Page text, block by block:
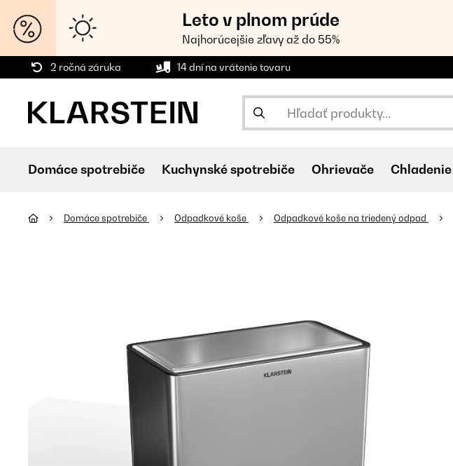
Leto v plnom prúde
Najhorúcejšie zľavy až do 55%
2 ročná záruka 14 dní na vrátenie tovaru
Domáce spotrebiče Kuchynské spotrebiče Ohrievače Chladenie
Domáce spotrebiče Odpadkové koše Odpadkové koše na triedený odpad